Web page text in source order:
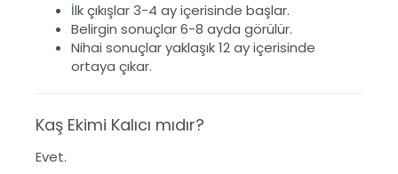
İlk çıkışlar 3-4 ay içerisinde başlar.
Belirgin sonuçlar 6-8 ayda görülür.
Nihai sonuçlar yaklaşık 12 ay içerisinde
ortaya çıkar.
Kaş Ekimi Kalıcı mıdır?
Evet.